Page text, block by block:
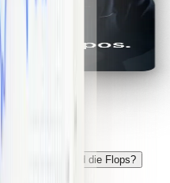
Was sind die Flops?